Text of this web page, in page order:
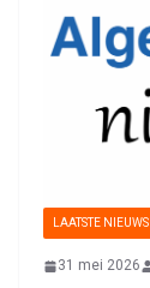
LAATSTE NIEUWS
31 mei 2026